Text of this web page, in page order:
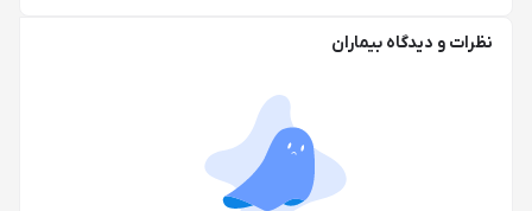
نظرات و دیدگاه بیماران